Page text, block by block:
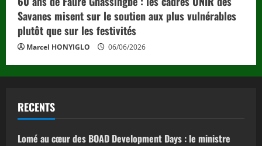
Savanes misent sur le soutien aux plus vulnérables
plutôt que sur les festivités
Marcel HONYIGLO 06/06/2026
RECENTS
Lomé au cœur des BOAD Development Days : le ministre